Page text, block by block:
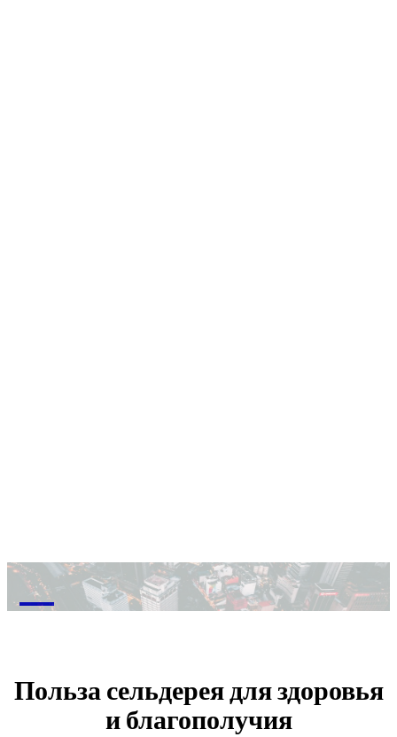
M
Польза сельдерея для здоровья
и благополучия